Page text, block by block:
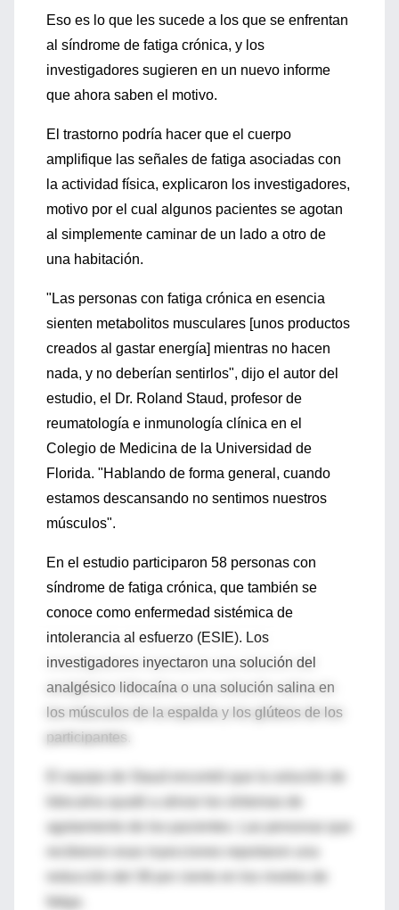
Eso es lo que les sucede a los que se enfrentan
al síndrome de fatiga crónica, y los
investigadores sugieren en un nuevo informe
que ahora saben el motivo.
El trastorno podría hacer que el cuerpo
amplifique las señales de fatiga asociadas con
la actividad física, explicaron los investigadores,
motivo por el cual algunos pacientes se agotan
al simplemente caminar de un lado a otro de
una habitación.
"Las personas con fatiga crónica en esencia
sienten metabolitos musculares [unos productos
creados al gastar energía] mientras no hacen
nada, y no deberían sentirlos", dijo el autor del
estudio, el Dr. Roland Staud, profesor de
reumatología e inmunología clínica en el
Colegio de Medicina de la Universidad de
Florida. "Hablando de forma general, cuando
estamos descansando no sentimos nuestros
músculos".
En el estudio participaron 58 personas con
síndrome de fatiga crónica, que también se
conoce como enfermedad sistémica de
intolerancia al esfuerzo (ESIE). Los
investigadores inyectaron una solución del
analgésico lidocaína o una solución salina en
los músculos de la espalda y los glúteos de los
participantes.
El equipo de Staud encontró que la solución de
agotamiento de los pacientes. Las personas que
fatiga.